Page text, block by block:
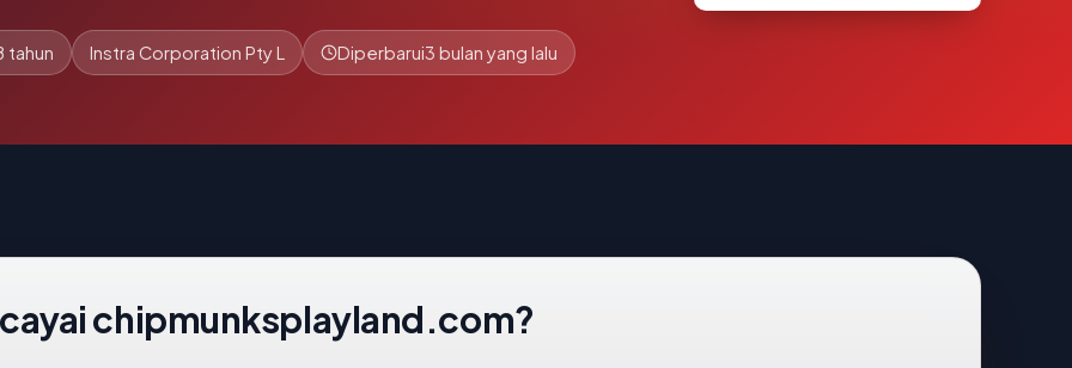
tahun Instra Corporation Pty L Diperbarui3 bulan yang lalu
chipmunksplayland.com?